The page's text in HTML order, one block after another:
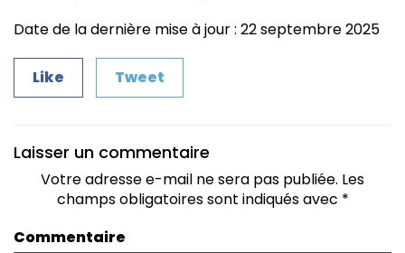
Date de la dernière mise à jour : 22 septembre 2025
Like Tweet
Laisser un commentaire
Votre adresse e-mail ne sera pas publiée. Les
champs obligatoires sont indiqués avec *
Commentaire